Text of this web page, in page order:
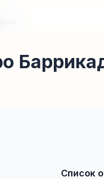
Список